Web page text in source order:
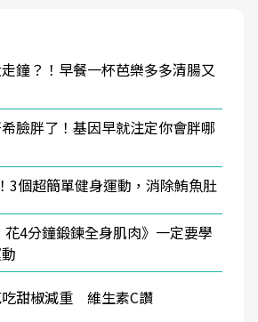
鐘？！早餐一杯芭樂多多清腸又
臉胖了！基因早就注定你會胖哪
3個超簡單健身運動，消除鮪魚肚
花4分鐘鍛鍊全身肌肉》一定要學
甜椒減重 維生素C讚